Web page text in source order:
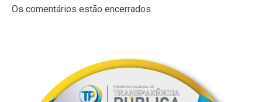
Os comentários estão encerrados.